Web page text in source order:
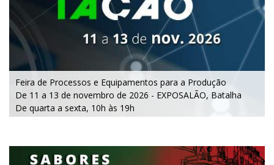
Feira de Processos e Equipamentos para a Produção
De 11 a 13 de novembro de 2026 - EXPOSALÃO, Batalha
De quarta a sexta, 10h às 19h